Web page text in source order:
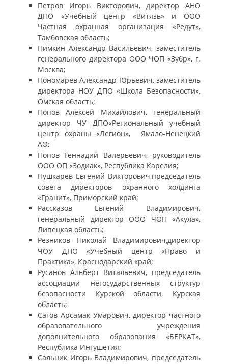
Петров Игорь Викторович, директор АНО
ДПО «Учебный центр «Витязь» и ООО
Частная охранная организация «Редут»,
Тамбовская область;
Пимкин Александр Васильевич, заместитель
генерального директора ООО ЧОП «Зубр», г.
Москва;
Пономарев Александр Юрьевич, заместитель
директора НОУ ДПО «Школа Безопасности»,
Омская область;
Попов Алексей Михайлович, генеральный
директор ЧУ ДПО«Региональный учебный
центр охраны «Легион», Ямало-Ненецкий
АО;
Попов Геннадий Валерьевич, руководитель
ООО ОП «Зодиак», Республика Карелия;
Пушкарев Евгений Викторович,председатель
совета директоров охранного холдинга
«Гранит», Приморский край;
Рассказов Евгений Владимирович,
генеральный директор ООО ЧОП «Акула»,
Липецкая область;
Резников Николай Владимирович,директор
ЧОУ ДПО «Учебный центр «Право и
Практика», Краснодарский край;
Русанов Альберт Витальевич, председатель
ассоциации негосударственных структур
безопасности Курской области, Курская
область;
Сагов Арсамак Умарович, директор частного
образовательного учреждения
дополнительного образования «БЕРКАТ»,
Республика Ингушетия;
Сальник Игорь Владимирович, председатель